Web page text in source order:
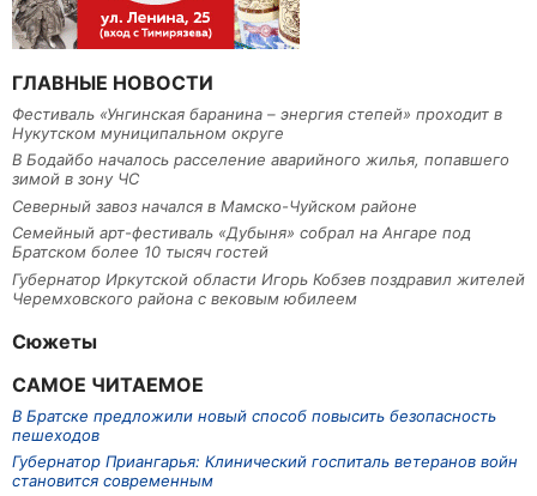
ГЛАВНЫЕ НОВОСТИ
Фестиваль «Унгинская баранина – энергия степей» проходит в
Нукутском муниципальном округе
В Бодайбо началось расселение аварийного жилья, попавшего
зимой в зону ЧС
Северный завоз начался в Мамско-Чуйском районе
Семейный арт-фестиваль «Дубыня» собрал на Ангаре под
Братском более 10 тысяч гостей
Губернатор Иркутской области Игорь Кобзев поздравил жителей
Черемховского района с вековым юбилеем
Сюжеты
САМОЕ ЧИТАЕМОЕ
В Братске предложили новый способ повысить безопасность
пешеходов
Губернатор Приангарья: Клинический госпиталь ветеранов войн
становится современным